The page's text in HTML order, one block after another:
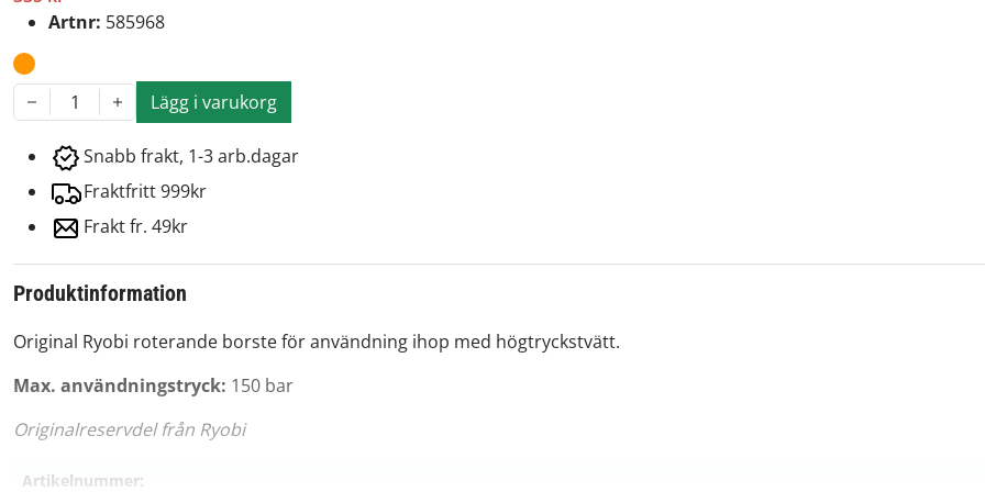
Artnr: 585968
1 Lägg i varukorg
Snabb frakt, 1-3 arb.dagar
Fraktfritt 999kr
Frakt fr. 49kr
Produktinformation
Original Ryobi roterande borste för användning ihop med högtryckstvätt.
Max. användningstryck: 150 bar
Originalreservdel från Ryobi
Artikelnummer: